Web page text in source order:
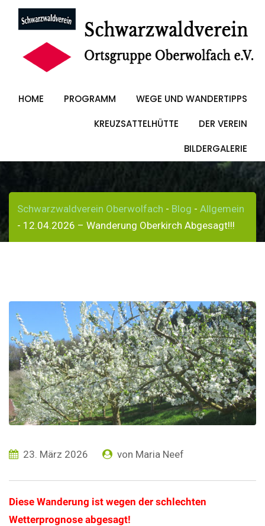
HOME PROGRAMM
WEGE UND WANDERTIPPS
KREUZSATTELHÜTTE
DER VEREIN
BILDERGALERIE
12.04.2026 –
Wanderung
Oberkirch
Schwarzwaldverein Oberwolfach - Blog - Allgemein
- 12.04.2026 – Wanderung Oberkirch Abgesagt!!!
23. März 2026 von Maria Neef
Diese Wanderung ist wegen der schlechten
Wetterprognose abgesagt!